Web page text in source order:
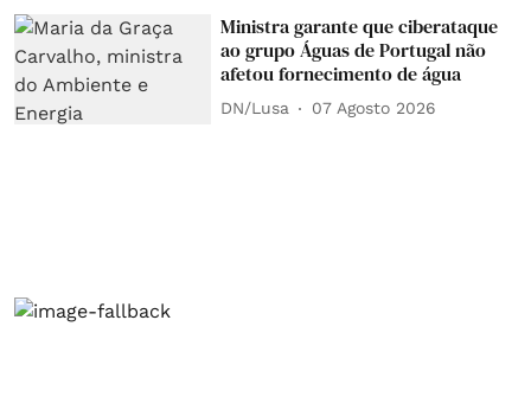
Ministra garante que ciberataque
ao grupo Águas de Portugal não
afetou fornecimento de água
DN/Lusa 07 Agosto 2026